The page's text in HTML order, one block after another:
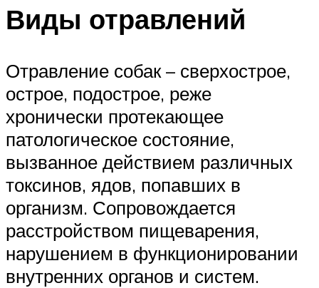
Виды отравлений
Отравление собак – сверхострое,
острое, подострое, реже
хронически протекающее
патологическое состояние,
вызванное действием различных
токсинов, ядов, попавших в
организм. Сопровождается
расстройством пищеварения,
нарушением в функционировании
внутренних органов и систем.